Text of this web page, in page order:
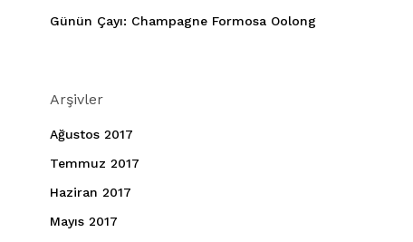
Günün Çayı: Champagne Formosa Oolong
Arşivler
Ağustos 2017
Temmuz 2017
Haziran 2017
Mayıs 2017